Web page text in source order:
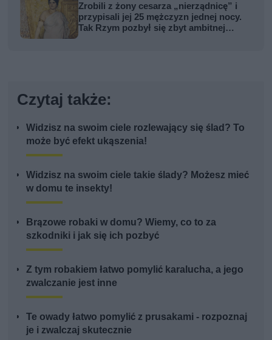
Zrobili z żony cesarza „nierządnicę” i
przypisali jej 25 mężczyzn jednej nocy.
Tak Rzym pozbył się zbyt ambitnej
Czytaj także:
Widzisz na swoim ciele rozlewający się ślad? To
może być efekt ukąszenia!
Widzisz na swoim ciele takie ślady? Możesz mieć
w domu te insekty!
Brązowe robaki w domu? Wiemy, co to za
szkodniki i jak się ich pozbyć
Z tym robakiem łatwo pomylić karalucha, a jego
zwalczanie jest inne
Te owady łatwo pomylić z prusakami - rozpoznaj
je i zwalczaj skutecznie